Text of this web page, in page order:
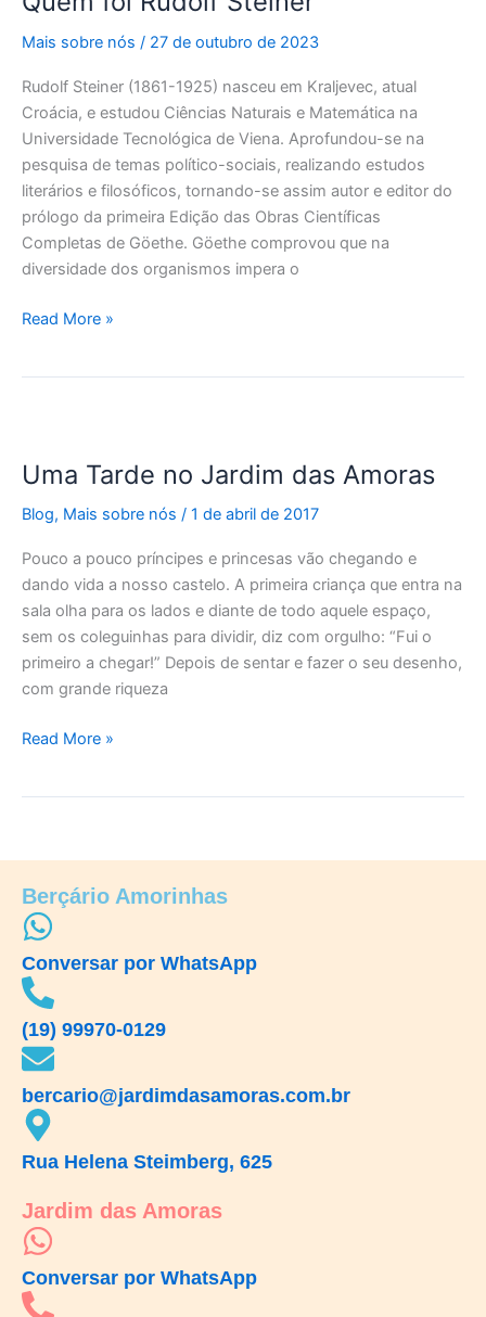
Mais sobre nós / 27 de outubro de 2023
Rudolf Steiner (1861-1925) nasceu em Kraljevec, atual
Croácia, e estudou Ciências Naturais e Matemática na
Universidade Tecnológica de Viena. Aprofundou-se na
pesquisa de temas político-sociais, realizando estudos
literários e filosóficos, tornando-se assim autor e editor do
prólogo da primeira Edição das Obras Científicas
Completas de Göethe. Göethe comprovou que na
diversidade dos organismos impera o
Read More »
Uma Tarde no Jardim das Amoras
Blog, Mais sobre nós / 1 de abril de 2017
Pouco a pouco príncipes e princesas vão chegando e
dando vida a nosso castelo. A primeira criança que entra na
sala olha para os lados e diante de todo aquele espaço,
sem os coleguinhas para dividir, diz com orgulho: “Fui o
primeiro a chegar!” Depois de sentar e fazer o seu desenho,
com grande riqueza
das
Amoras
Read More »
Berçário Amorinhas
Conversar por WhatsApp
(19) 99970-0129
bercario@jardimdasamoras.com.br
Rua Helena Steimberg, 625
Jardim das Amoras
Conversar por WhatsApp